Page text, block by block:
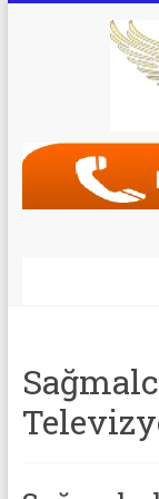
Alanlar
Alanlar
|